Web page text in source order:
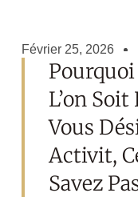
Février 25, 2026
L’on
Vous
Activit,
Savez